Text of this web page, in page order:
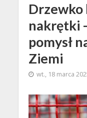
Drzewko
nakrętki
pomysł
Ziemi
wt., 18 marca